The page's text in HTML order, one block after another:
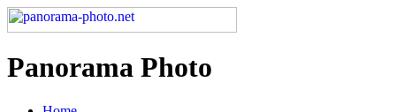
Panorama Photo